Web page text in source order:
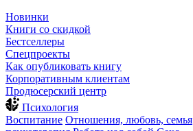
Новинки
Книги со скидкой
Бестселлеры
Спецпроекты
Как опубликовать книгу
Корпоративным клиентам
Продюсерский центр
Психология
Воспитание Отношения, любовь, семья